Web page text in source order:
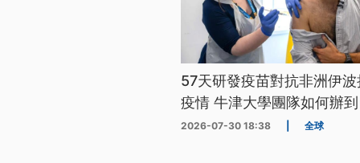
57天研發疫苗對抗非洲伊
疫情 牛津大學團隊如何辦
2026-07-30 18:38 全球